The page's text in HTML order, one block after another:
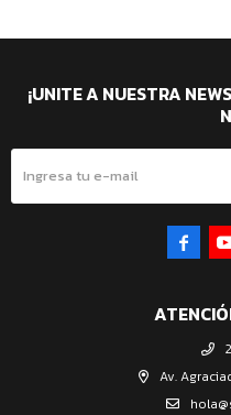
Av.
¡UNITE A NUESTRA
